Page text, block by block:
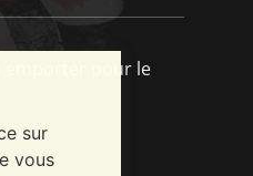
emporter pour le
sur
vous